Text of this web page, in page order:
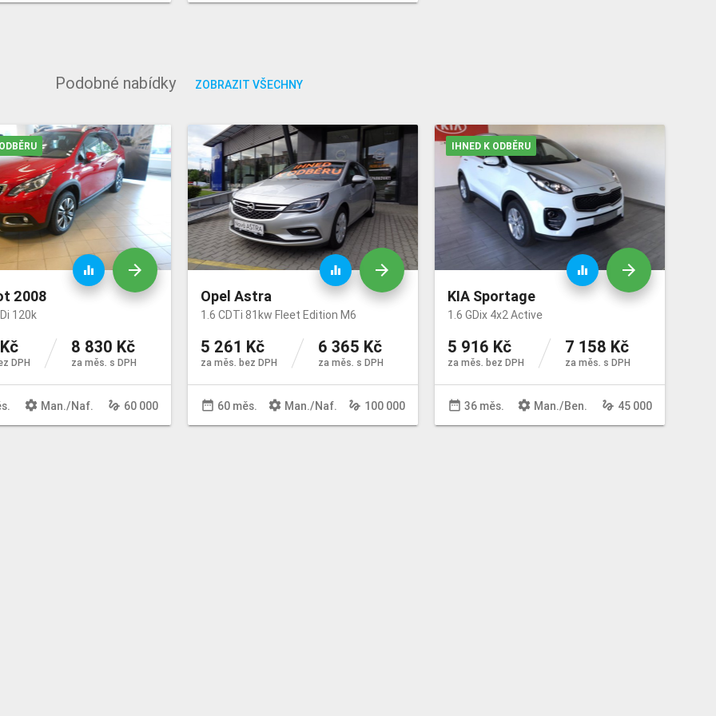
Podobné nabídky ZOBRAZIT VŠECHNY
2008
120k
DPH
8 830 Kč
za měs. s DPH
settings Man./Naf. gesture 60 000
arrow_forward
equalizer
Opel Astra
1.6 CDTi 81kw Fleet Edition M6
5 261 Kč
za měs. bez DPH
6 365 Kč
za měs. s DPH
date_range 60 měs. settings Man./Naf. gesture 100 000
arrow_forward
equalizer
KIA Sportage
1.6 GDix 4x2 Active
5 916 Kč
za měs. bez DPH
7 158 Kč
za měs. s DPH
date_range 36 měs. settings Man./Ben. gesture 45 000
arrow_forward
equalizer
IHNED K ODBĚRU